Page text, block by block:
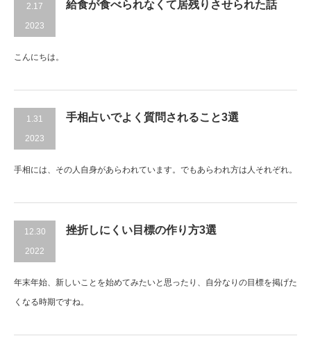
2.17
2023
給食が食べられなくて居残りさせられた話
こんにちは。
1.31
2023
手相占いでよく質問されること3選
手相には、その人自身があらわれています。でもあらわれ方は人それぞれ。
12.30
2022
挫折しにくい目標の作り方3選
年末年始、新しいことを始めてみたいと思ったり、自分なりの目標を掲げた
くなる時期ですね。